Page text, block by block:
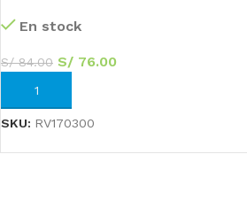
En stock
S/84.00 S/ 76.00
AÑADIR AL CARRITO
SKU: RV170300